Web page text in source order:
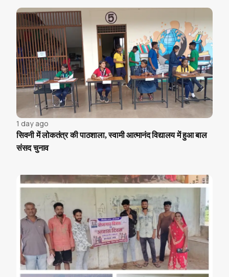
1 day ago
सिवनी में लोकतंत्र की पाठशाला, स्वामी आत्मानंद विद्यालय में हुआ बाल
संसद चुनाव